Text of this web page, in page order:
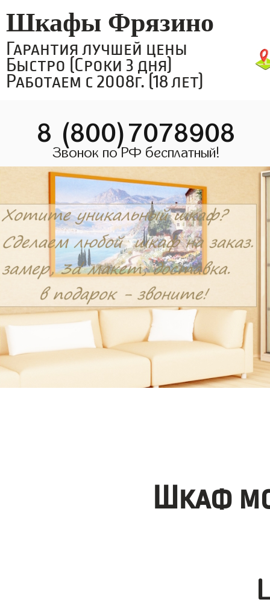
Шкафы Фрязино
Гарантия лучшей цены
Быстро (Сроки 3 дня)
Работаем с 2008г. (18 лет)
8 (800)7078908
Звонок по РФ бесплатный!
Шкаф